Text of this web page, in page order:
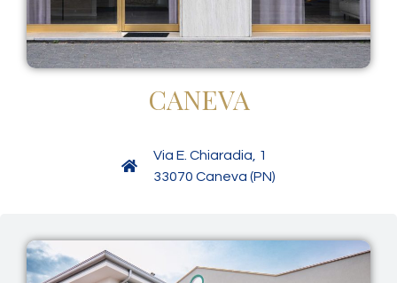
CANEVA
Via E. Chiaradia, 1
33070 Caneva (PN)